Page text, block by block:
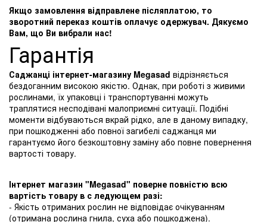
Якщо замовлення відправлене післяплатою, то
зворотний переказ коштів оплачує одержувач. Дякуємо
Вам, що Ви вибрали нас!
Гарантія
Саджанці інтернет-магазину Megasad відрізняється
бездоганним високою якістю. Однак, при роботі з живими
рослинами, їх упаковці і транспортуванні можуть
траплятися несподівані малоприємні ситуації. Подібні
моменти відбуваються вкрай рідко, але в даному випадку,
при пошкодженні або повної загибелі саджанця ми
гарантуємо його безкоштовну заміну або повне повернення
вартості товару.
Інтернет магазин "Megasad" поверне повністю всю
вартість товару в с ледующем разі:
- Якість отриманих рослин не відповідає очікуванням
(отримана рослина гнила, суха або пошкоджена).